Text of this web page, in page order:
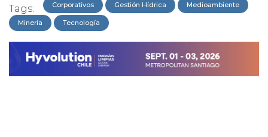
Tags: Corporativos Gestión Hídrica Medioambiente
Minería Tecnología